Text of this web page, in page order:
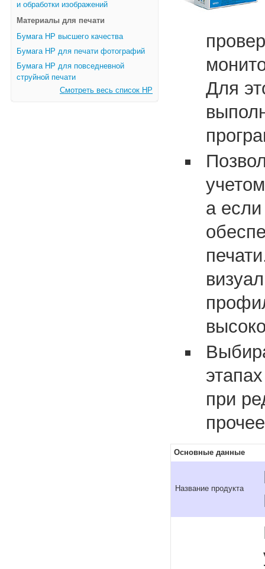
и обработки изображений
Материалы для печати
Бумага HP высшего качества
Бумага HP для печати фотографий
Бумага HP для повседневной
струйной печати
Смотреть весь список HP
Для
а
при
Основные данные
Название продукта